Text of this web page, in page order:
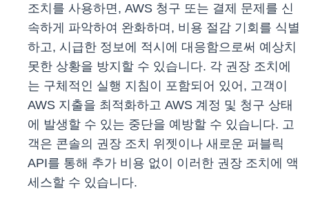
조치를 사용하면, AWS 청구 또는 결제 문제를 신
속하게 파악하여 완화하며, 비용 절감 기회를 식별
하고, 시급한 정보에 적시에 대응함으로써 예상치
못한 상황을 방지할 수 있습니다. 각 권장 조치에
는 구체적인 실행 지침이 포함되어 있어, 고객이
AWS 지출을 최적화하고 AWS 계정 및 청구 상태
에 발생할 수 있는 중단을 예방할 수 있습니다. 고
객은 콘솔의 권장 조치 위젯이나 새로운 퍼블릭
API를 통해 추가 비용 없이 이러한 권장 조치에 액
세스할 수 있습니다.